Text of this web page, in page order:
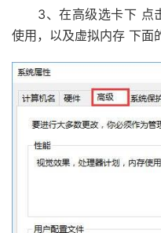
3、在高级选卡下 点
使用，以及虚拟内存 下面